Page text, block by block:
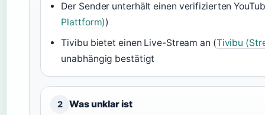
Der Sender unterhält einen verifizierten
Plattform))
Tivibu bietet einen Live-Stream an (Tivibu
unabhängig bestätigt
2 Was unklar ist